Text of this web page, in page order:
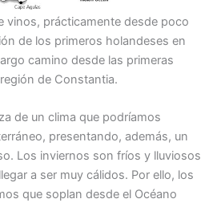
vinos, prácticamente desde poco
de los primeros holandeses en
camino desde las primeras
de Constantia.
de un clima que podríamos
presentando, además, un
Los inviernos son fríos y lluviosos
a ser muy cálidos. Por ello, los
que soplan desde el Océano